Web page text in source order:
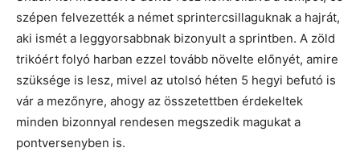
szépen felvezették a német sprintercsillaguknak a hajrát,
aki ismét a leggyorsabbnak bizonyult a sprintben. A zöld
trikóért folyó harban ezzel tovább növelte előnyét, amire
szüksége is lesz, mivel az utolsó héten 5 hegyi befutó is
vár a mezőnyre, ahogy az összetettben érdekeltek
minden bizonnyal rendesen megszedik magukat a
pontversenyben is.